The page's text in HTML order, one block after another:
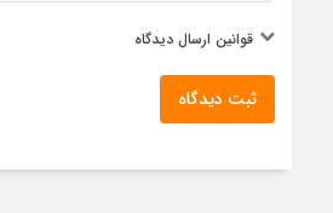
قوانین ارسال دیدگاه
ثبت دیدگاه